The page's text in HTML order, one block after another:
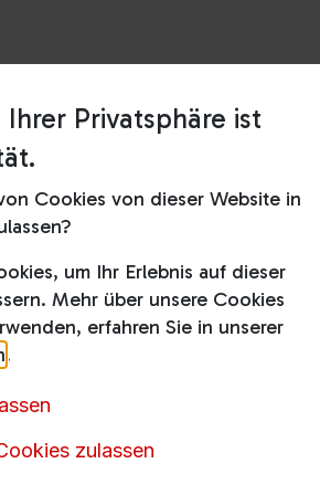
WZ20400
Zubehör
Ihrer Privatsphäre ist
Cookies von dieser Website in
um Ihr Erlebnis auf dieser
Mehr über unsere Cookies
erfahren Sie in unserer
.
zulassen